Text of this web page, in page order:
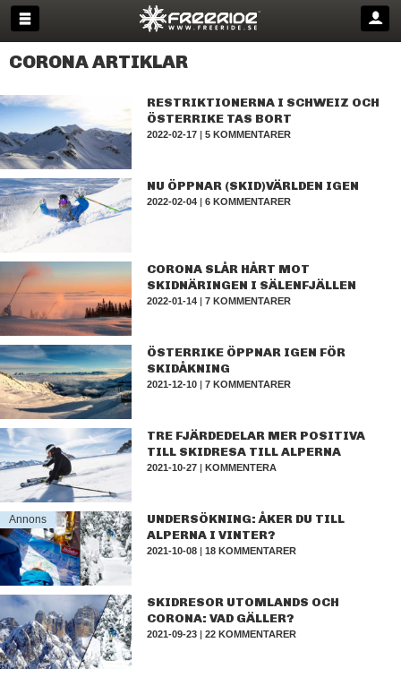
CORONA ARTIKLAR
RESTRIKTIONERNA I SCHWEIZ OCH
ÖSTERRIKE TAS BORT
2022-02-17 |5 KOMMENTARER
NU ÖPPNAR (SKID)VÄRLDEN IGEN
2022-02-04 |6 KOMMENTARER
CORONA SLÅR HÅRT MOT
SKIDNÄRINGEN I SÄLENFJÄLLEN
2022-01-14 |7 KOMMENTARER
ÖSTERRIKE ÖPPNAR IGEN FÖR
SKIDÅKNING
2021-12-10 |7 KOMMENTARER
TRE FJÄRDEDELAR MER POSITIVA
TILL SKIDRESA TILL ALPERNA
2021-10-27 |KOMMENTERA
Annons
UNDERSÖKNING: ÅKER DU TILL
ALPERNA I VINTER?
2021-10-08 |18 KOMMENTARER
SKIDRESOR UTOMLANDS OCH
CORONA: VAD GÄLLER?
2021-09-23 |22 KOMMENTARER